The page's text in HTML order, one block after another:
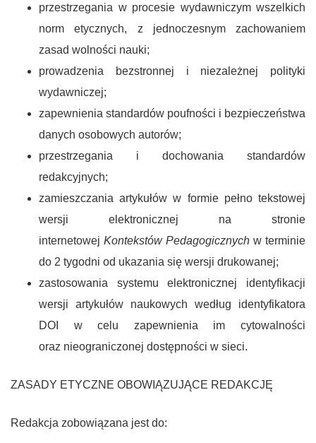
przestrzegania w procesie wydawniczym wszelkich
norm etycznych, z jednoczesnym zachowaniem
zasad wolności nauki;
prowadzenia bezstronnej i niezależnej polityki
wydawniczej;
zapewnienia standardów poufności i bezpieczeństwa
danych osobowych autorów;
przestrzegania i dochowania standardów
redakcyjnych;
zamieszczania artykułów w formie pełno tekstowej
wersji elektronicznej na stronie
internetowej Kontekstów Pedagogicznych w terminie
do 2 tygodni od ukazania się wersji drukowanej;
zastosowania systemu elektronicznej identyfikacji
wersji artykułów naukowych według identyfikatora
DOI w celu zapewnienia im cytowalności
oraz nieograniczonej dostępności w sieci.
ZASADY ETYCZNE OBOWIĄZUJĄCE REDAKCJĘ
Redakcja zobowiązana jest do: